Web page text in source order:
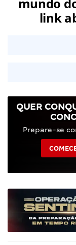
link
QUER
Prepare-se